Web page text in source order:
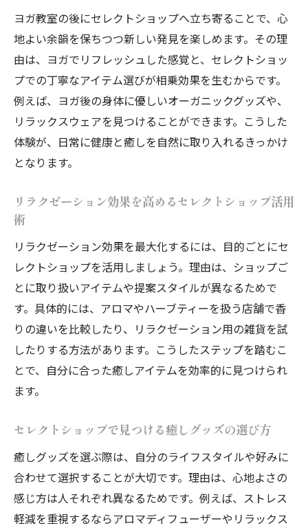
ヨガ教室の後にセレクトショップへ立ち寄ることで、心
地よい余韻を保ちつつ新しい発見を楽しめます。その理
由は、ヨガでリフレッシュした感覚と、セレクトショッ
プでの丁寧なアイテム選びが相乗効果を生むからです。
例えば、ヨガ後の身体に優しいオーガニックグッズや、
リラックスウェアを見つけることができます。こうした
体験が、日常に健康と癒しを自然に取り入れるきっかけ
となります。
リラクゼーション効果を高めるセレクトショップ活用
術
リラクゼーション効果を最大化するには、目的ごとにセ
レクトショップを活用しましょう。理由は、ショップご
とに取り扱いアイテムや提案スタイルが異なるためで
す。具体的には、アロマやハーブティーを扱う店舗で香
りの違いを比較したり、リラクゼーション用の雑貨を試
したりする方法があります。こうしたステップを踏むこ
とで、自分に合った癒しアイテムを効率的に見つけられ
ます。
セレクトショップで見つける癒しグッズの選び方
癒しグッズを選ぶ際は、自分のライフスタイルや好みに
合わせて選択することが大切です。理由は、心地よさの
感じ方は人それぞれ異なるためです。例えば、ストレス
軽減を重視するならアロマディフューザーやリラックス